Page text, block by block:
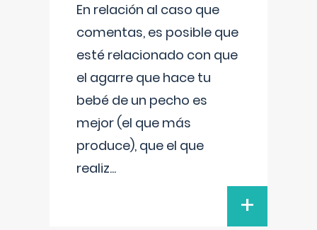
En relación al caso que
comentas, es posible que
esté relacionado con que
el agarre que hace tu
bebé de un pecho es
mejor (el que más
produce), que el que
realiz...
+